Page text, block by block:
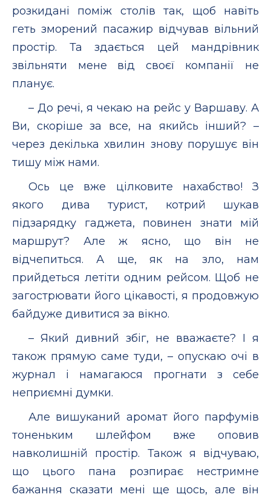
розкидані поміж столів так, щоб навіть
геть зморений пасажир відчував вільний
простір. Та здається цей мандрівник
звільняти мене від своєї компанії не
планує.
– До речі, я чекаю на рейс у Варшаву. А
Ви, скоріше за все, на якийсь інший? –
через декілька хвилин знову порушує він
тишу між нами.
Ось це вже цілковите нахабство! З
якого дива турист, котрий шукав
підзарядку гаджета, повинен знати мій
маршрут? Але ж ясно, що він не
відчепиться. А ще, як на зло, нам
прийдеться летіти одним рейсом. Щоб не
загострювати його цікавості, я продовжую
байдуже дивитися за вікно.
– Який дивний збіг, не вважаєте? І я
також прямую саме туди, – опускаю очі в
журнал і намагаюся прогнати з себе
неприємні думки.
Але вишуканий аромат його парфумів
тоненьким шлейфом вже оповив
навколишній простір. Також я відчуваю,
що цього пана розпирає нестримне
бажання сказати мені ще щось, але він